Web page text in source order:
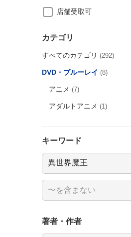
店舗受取可
カテゴリ
すべてのカテゴリ (292)
DVD・ブルーレイ (8)
アニメ (7)
アダルトアニメ (1)
キーワード
著者・作者